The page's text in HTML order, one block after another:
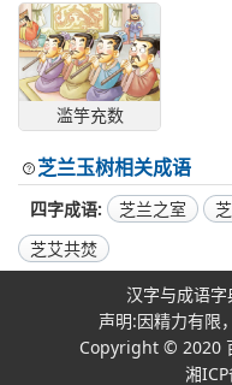
滥竽充数
芝兰玉树相关成语
四字成语 芝兰之室
芝艾共焚
汉字与成语
声明:因精力有限
Copyright © 2020
湘